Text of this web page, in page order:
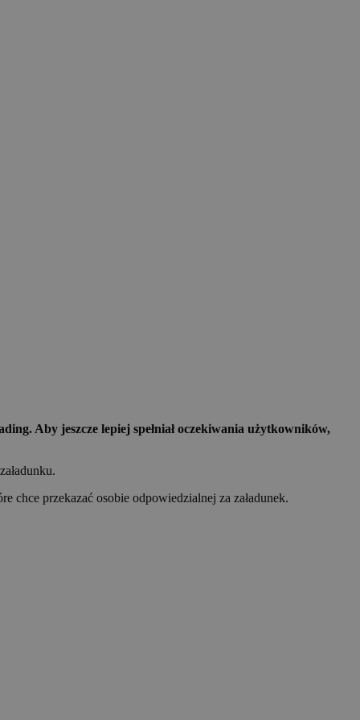
Aby jeszcze lepiej spełniał oczekiwania użytkowników,
przekazać osobie odpowiedzialnej za załadunek.